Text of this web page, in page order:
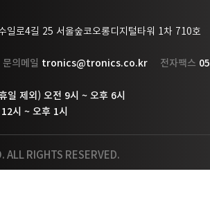
수일로4길 25 서울숲코오롱디지털타워 1차 710
문의메일 tronics@tronics.co.kr 전자팩스
일 제외) 오전 9시 ~ 오후 6시
시 ~ 오후 1시
RIGHTS RESERVED.